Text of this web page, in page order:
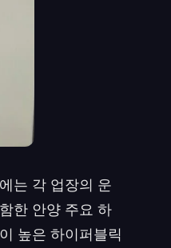
는 각 업장의 운
한 안양 주요 하
높은 하이퍼블릭